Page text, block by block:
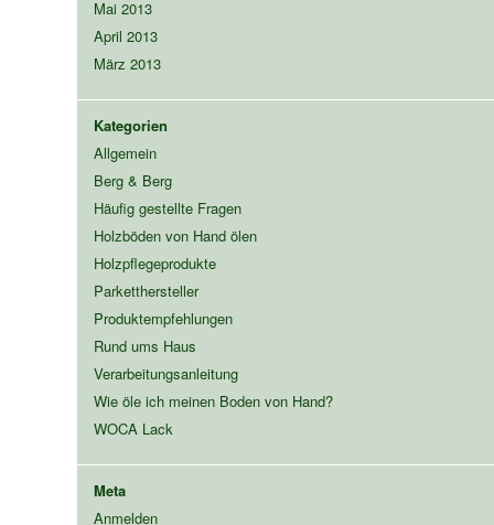
Mai 2013
April 2013
März 2013
Kategorien
Allgemein
Berg & Berg
Häufig gestellte Fragen
Holzböden von Hand ölen
Holzpflegeprodukte
Parketthersteller
Produktempfehlungen
Rund ums Haus
Verarbeitungsanleitung
Wie öle ich meinen Boden von Hand?
WOCA Lack
Meta
Anmelden